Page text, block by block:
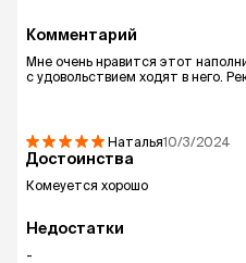
Комментарий
Мне очень нравится этот
с удовольствием ходят в него.
Наталья10/3/2024
Достоинства
Комеуется хорошо
Недостатки
-